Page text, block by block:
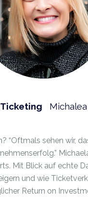
Ticketing
“Oftmals sehen wir,
Mit Blick auf echte
und wie
Return on